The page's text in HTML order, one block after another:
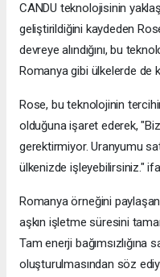
CANDU teknolojisinin
geliştirildiğini kaydeden
devreye alındığını, bu
Romanya gibi ülkelerde de
Rose, bu teknolojinin
olduğuna işaret ederek,
gerektirmiyor. Uranyumu
ülkenizde işleyebilirsiniz."
Romanya örneğini paylaşan
aşkın işletme süresini
Tam enerji
oluşturulmasından söz